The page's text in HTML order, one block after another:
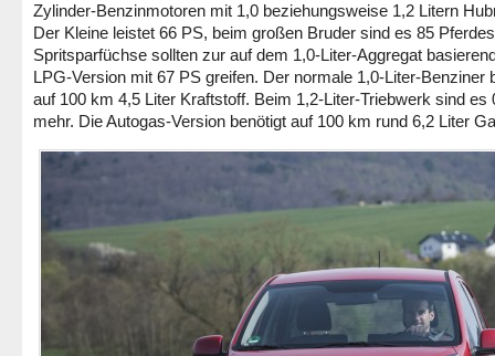
Zylinder-Benzinmotoren mit 1,0 beziehungsweise 1,2 Litern
Der Kleine leistet 66 PS, beim großen Bruder sind es 85
Spritsparfüchse sollten zur auf dem 1,0-Liter-Aggregat
LPG-Version mit 67 PS greifen. Der normale 1,0-Liter-Benziner
auf 100 km 4,5 Liter Kraftstoff. Beim 1,2-Liter-Triebwerk sind es
mehr. Die Autogas-Version benötigt auf 100 km rund 6,2 Liter